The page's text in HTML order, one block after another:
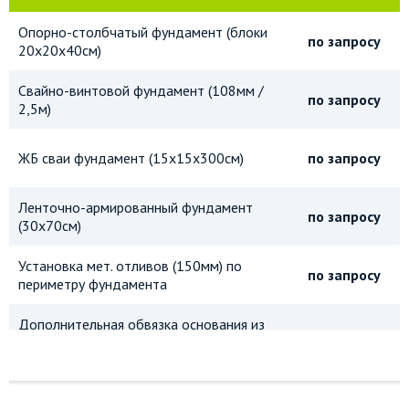
Опорно-столбчатый фундамент (блоки
20х20х40см)
по запросу
Свайно-винтовой фундамент (108мм /
2,5м)
по запросу
ЖБ сваи фундамент (15х15х300см) по запросу
Ленточно-армированный фундамент
(30х70см)
по запросу
Установка мет. отливов (150мм) по
периметру фундамента
по запросу
Дополнительная обвязка основания из
Дополнительная обвязка основания из